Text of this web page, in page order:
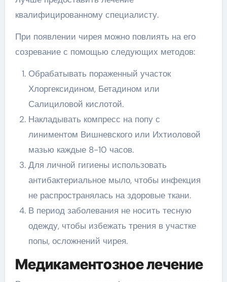
квалифицированному специалисту.
При появлении чирея можно повлиять на его
созревание с помощью следующих методов:
Обрабатывать пораженный участок
Хлоргексидином, Бетадином или
Салициловой кислотой.
Накладывать компресс на попу с
линиментом Вишневского или Ихтиоловой
мазью каждые 8-10 часов.
Для личной гигиены использовать
антибактериальное мыло, чтобы инфекция
не распространялась на здоровые ткани.
В период заболевания не носить тесную
одежду, чтобы избежать трения в участке
попы, осложнений чирея.
Медикаментозное лечение